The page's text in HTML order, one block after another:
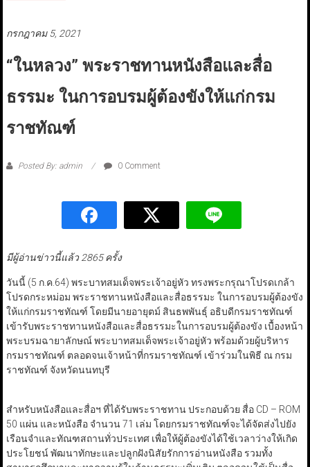
กรกฎาคม 5, 2021
“ในหลวง” พระราชทานหนังสือและสื่อ
ธรรมะ ในการอบรมผู้ต้องขังให้แก่กรม
ราชทัณฑ์
Posted By: admin 0 Comment
มีผู้อ่านข่าวนี้แล้ว 2865 ครั้ง
วันนี้ (5 ก.ค.64) พระบาทสมเด็จพระเจ้าอยู่หัว ทรงพระกรุณาโปรดเกล้า
โปรดกระหม่อม พระราชทานหนังสือและสื่อธรรมะ ในการอบรมผู้ต้องขัง
ให้แก่กรมราชทัณฑ์ โดยมีนายอายุตม์ สินธพพันธุ์ อธิบดีกรมราชทัณฑ์
เข้ารับพระราชทานหนังสือและสื่อธรรมะในการอบรมผู้ต้องขัง เบื้องหน้า
พระบรมฉายาลักษณ์ พระบาทสมเด็จพระเจ้าอยู่หัว พร้อมด้วยผู้บริหาร
กรมราชทัณฑ์ ตลอดจนเจ้าหน้าที่กรมราชทัณฑ์ เข้าร่วมในพิธี ณ กรม
ราชทัณฑ์ จังหวัดนนทบุรี
สำหรับหนังสือและสื่อฯ ที่ได้รับพระราชทาน ประกอบด้วย สื่อ CD – ROM
50 แผ่น และหนังสือ จำนวน 71 เล่ม โดยกรมราชทัณฑ์จะได้จัดส่งไปยัง
เรือนจำและทัณฑสถานทั่วประเทศ เพื่อให้ผู้ต้องขังได้ใช้เวลาว่างให้เกิด
ประโยชน์ พัฒนาทักษะและปลูกฝังนิสัยรักการอ่านหนังสือ รวมทั้ง